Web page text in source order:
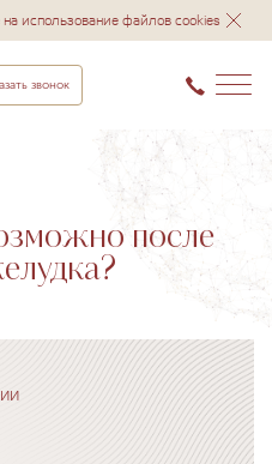
на использование файлов cookies
звонок
после